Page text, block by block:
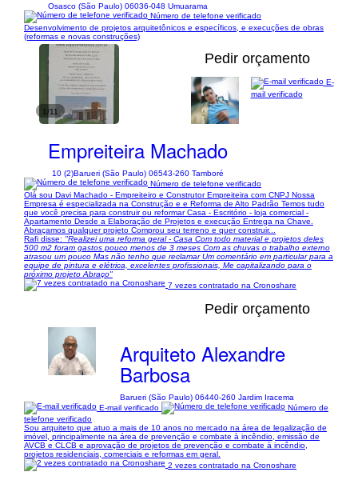
Osasco (São Paulo) 06036-048 Umuarama
Número de telefone verificado
Desenvolvimento de projetos arquitetônicos e específicos, e execuções de obras
(reformas e novas construções)
1/11
Pedir orçamento
Empreiteira Machado
10 (2)Barueri (São Paulo) 06543-260 Tamboré
E-
mail verificado
Número de telefone verificado
Olá sou Davi Machado - Empreiteiro e Construtor Empreiteira com CNPJ Nossa
Empresa é especializada na Construção e e Reforma de Alto Padrão Temos tudo
que você precisa para construir ou reformar Casa - Escritório - loja comercial -
Apartamento Desde a Elaboração de Projetos e execução Entrega na Chave.
Abraçamos qualquer projeto Comprou seu terreno e quer construir...
Rafi disse: "Realizei uma reforma geral - Casa Com todo material e projetos deles
500 m2 foram gastos pouco menos de 3 meses Com as chuvas o trabalho externo
atrasou um pouco Mas não tenho que reclamar Um comentário em particular para a
equipe de pintura e elétrica, excelentes profissionais, Me capitalizando para o
próximo projeto Abraço"
7 vezes contratado na Cronoshare
Pedir orçamento
Arquiteto Alexandre
Barbosa
Barueri (São Paulo) 06440-260 Jardim Iracema
E-mail verificado
Número de
telefone verificado
Sou arquiteto que atuo a mais de 10 anos no mercado na área de legalização de
imóvel, principalmente na área de prevenção e combate à incêndio, emissão de
AVCB e CLCB e aprovação de projetos de prevenção e combate à incêndio,
projetos residenciais, comerciais e reformas em geral.
2 vezes contratado na Cronoshare